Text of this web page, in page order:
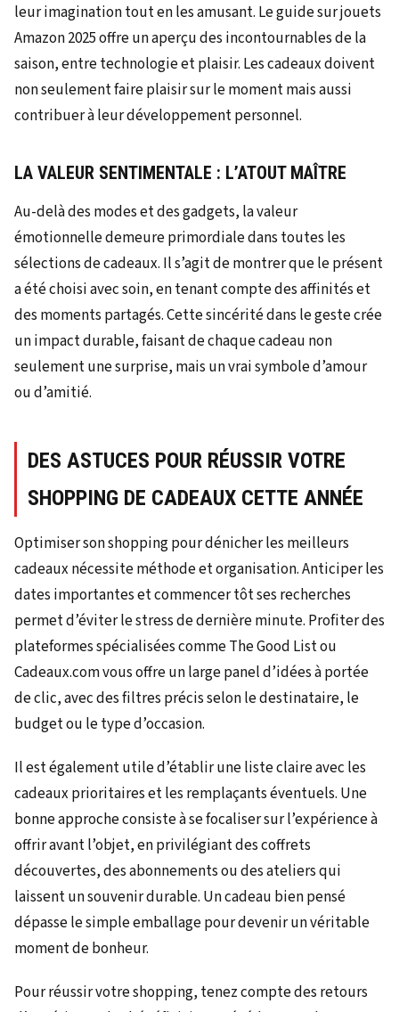
leur imagination tout en les amusant. Le guide sur jouets
Amazon 2025 offre un aperçu des incontournables de la
saison, entre technologie et plaisir. Les cadeaux doivent
non seulement faire plaisir sur le moment mais aussi
contribuer à leur développement personnel.
LA VALEUR SENTIMENTALE : L’ATOUT MAÎTRE
Au-delà des modes et des gadgets, la valeur
émotionnelle demeure primordiale dans toutes les
sélections de cadeaux. Il s’agit de montrer que le présent
a été choisi avec soin, en tenant compte des affinités et
des moments partagés. Cette sincérité dans le geste crée
un impact durable, faisant de chaque cadeau non
seulement une surprise, mais un vrai symbole d’amour
ou d’amitié.
DES ASTUCES POUR RÉUSSIR VOTRE
SHOPPING DE CADEAUX CETTE ANNÉE
Optimiser son shopping pour dénicher les meilleurs
cadeaux nécessite méthode et organisation. Anticiper les
dates importantes et commencer tôt ses recherches
permet d’éviter le stress de dernière minute. Profiter des
plateformes spécialisées comme The Good List ou
Cadeaux.com vous offre un large panel d’idées à portée
de clic, avec des filtres précis selon le destinataire, le
budget ou le type d’occasion.
Il est également utile d’établir une liste claire avec les
cadeaux prioritaires et les remplaçants éventuels. Une
bonne approche consiste à se focaliser sur l’expérience à
offrir avant l’objet, en privilégiant des coffrets
découvertes, des abonnements ou des ateliers qui
laissent un souvenir durable. Un cadeau bien pensé
dépasse le simple emballage pour devenir un véritable
moment de bonheur.
Pour réussir votre shopping, tenez compte des retours